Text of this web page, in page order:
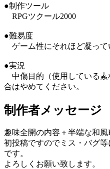
●制作ツール
RPGツクール2000
●難易度
ゲーム性にそれほど凝って
●実況
中傷目的（使用している素
合はやめてください。
制作者メッセージ
趣味全開の内容＋半端な和風
初投稿ですのでミス・バグ
です。
よろしくお願い致します。